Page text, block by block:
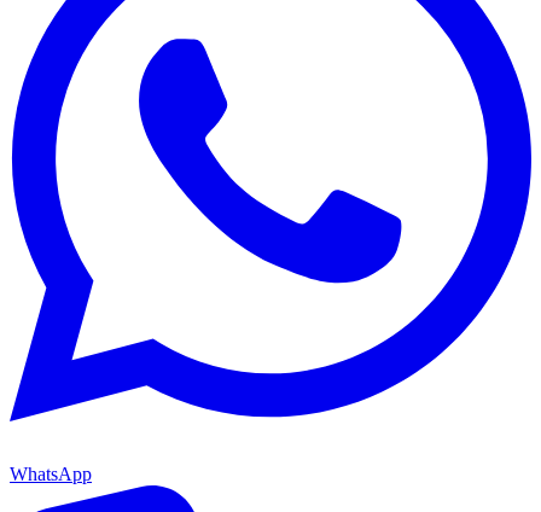
WhatsApp